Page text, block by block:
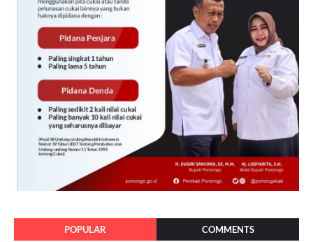
POPULAR COMMENTS